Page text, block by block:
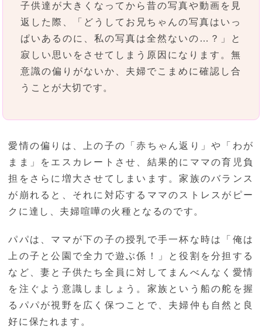
子供達が大きくなってから昔の写真や動画を見
返した際、「どうしてお兄ちゃんの写真はいっ
ぱいあるのに、私の写真は全然ないの…？」と
寂しい思いをさせてしまう原因になります。無
意識の偏りがないか、夫婦でこまめに確認し合
うことが大切です。
愛情の偏りは、上の子の「赤ちゃん返り」や「わが
まま」をエスカレートさせ、結果的にママの育児負
担をさらに増大させてしまいます。家族のバランス
が崩れると、それに対応するママのストレスがピー
クに達し、夫婦喧嘩の火種となるのです。
パパは、ママが下の子の授乳で手一杯な時は「俺は
上の子と公園で全力で遊ぶ係！」と役割を分担する
など、妻と子供たち全員に対してまんべんなく愛情
を注ぐよう意識しましょう。家族という船の舵を握
るパパが視野を広く保つことで、夫婦仲も自然と良
好に保たれます。